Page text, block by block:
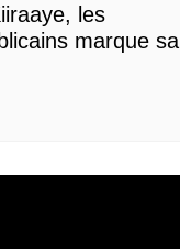
les
marque sa